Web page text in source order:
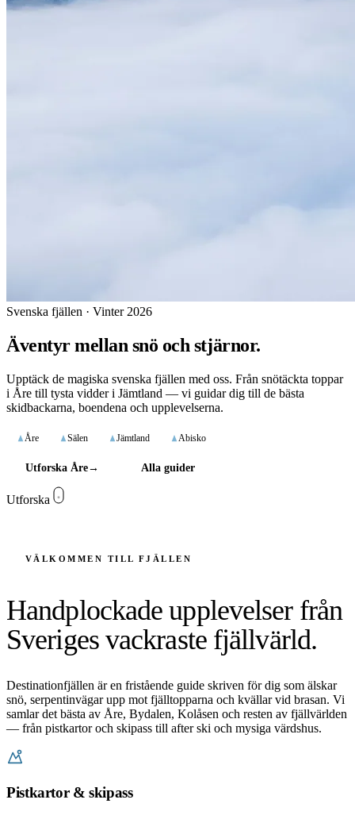
Svenska fjällen · Vinter 2026
Äventyr mellan snö och stjärnor.
Upptäck de magiska svenska fjällen med oss. Från snötäckta toppar
i Åre till tysta vidder i Jämtland — vi guidar dig till de bästa
skidbackarna, boendena och upplevelserna.
Åre Sälen Jämtland Abisko
Utforska Åre→ Alla guider
Utforska
VÄLKOMMEN TILL FJÄLLEN
Handplockade upplevelser från
Sveriges vackraste fjällvärld.
Destinationfjällen är en fristående guide skriven för dig som älskar
snö, serpentinvägar upp mot fjälltopparna och kvällar vid brasan. Vi
samlar det bästa av Åre, Bydalen, Kolåsen och resten av fjällvärlden
— från pistkartor och skipass till after ski och mysiga värdshus.
Pistkartor & skipass